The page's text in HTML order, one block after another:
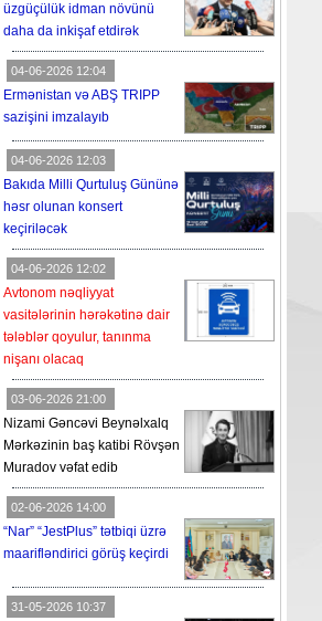
üzgüçülük idman növünü
daha da inkişaf etdirək
04-06-2026 12:04
Ermənistan və ABŞ TRIPP
sazişini imzalayıb
04-06-2026 12:03
Bakıda Milli Qurtuluş Gününə
həsr olunan konsert
keçiriləcək
04-06-2026 12:02
Avtonom nəqliyyat
vasitələrinin hərəkətinə dair
tələblər qoyulur, tanınma
nişanı olacaq
03-06-2026 21:00
Nizami Gəncəvi Beynəlxalq
Mərkəzinin baş katibi Rövşən
Muradov vəfat edib
02-06-2026 14:00
“Nar” “JestPlus” tətbiqi üzrə
maarifləndirici görüş keçirdi
31-05-2026 10:37